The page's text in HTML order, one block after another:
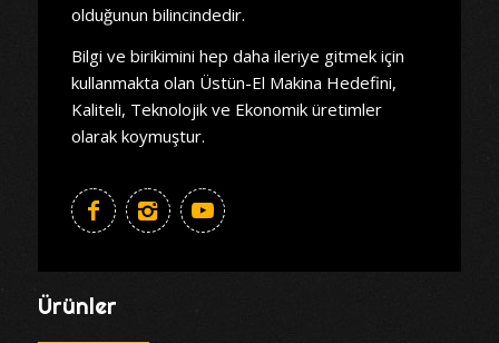
olduğunun bilincindedir.
Bilgi ve birikimini hep daha ileriye gitmek için
kullanmakta olan Üstün-El Makina Hedefini,
Kaliteli, Teknolojik ve Ekonomik üretimler
olarak koymuştur.
Ürünler